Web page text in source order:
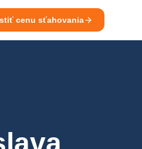
cenu sťahovania